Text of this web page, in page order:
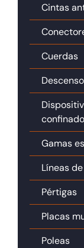
Cintas
Cuerdas
confinado
Gamas
Líneas
Pértigas
Placas
Poleas